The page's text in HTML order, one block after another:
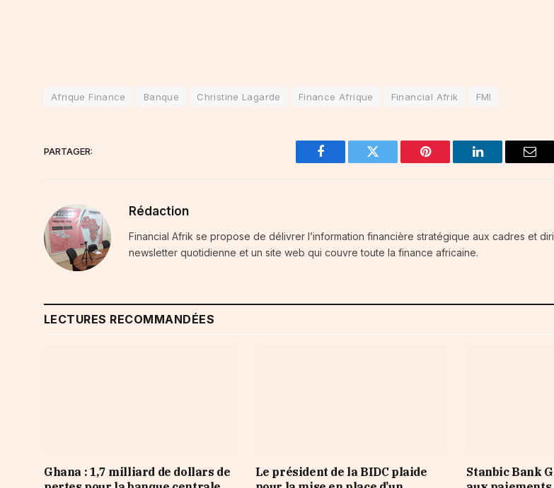
Afrique Finance Banque Christine Lagarde Finance Afrique Financial Afrik FMI
PARTAGER:
Facebook Twitter Pinterest LinkedIn
Rédaction
Financial Afrik se propose de délivrer l’information financière stratégique aux cadres et
newsletter quotidienne et un site web qui couvre toute la finance africaine.
LECTURES RECOMMANDÉES
Ghana : 1,7 milliard de dollars de
Le président de la BIDC plaide
Stanbic Bank